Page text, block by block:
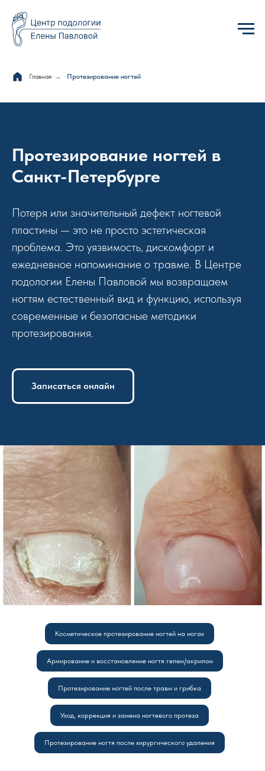
Главная → Протезирование ногтей
Протезирование ногтей в
Санкт-Петербурге
Потеря или значительный дефект ногтевой
пластины — это не просто эстетическая
проблема. Это уязвимость, дискомфорт и
ежедневное напоминание о травме. В Центре
подологии Елены Павловой мы возвращаем
ногтям естественный вид и функцию, используя
современные и безопасные методики
протезирования.
Записаться онлайн
Косметическое протезирование ногтей на ногах
Армирование и восстановление ногтя гелем/акрилом
Протезирование ногтей после травм и грибка
Уход, коррекция и замена ногтевого протеза
Протезирование ногтя после хирургического удаления